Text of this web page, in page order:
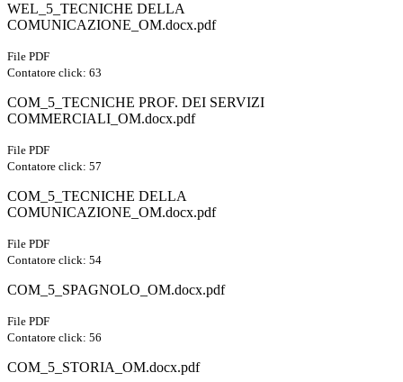
WEL_5_TECNICHE DELLA
COMUNICAZIONE_OM.docx.pdf
File PDF
Contatore click: 63
COM_5_TECNICHE PROF. DEI SERVIZI
COMMERCIALI_OM.docx.pdf
File PDF
Contatore click: 57
COM_5_TECNICHE DELLA
COMUNICAZIONE_OM.docx.pdf
File PDF
Contatore click: 54
COM_5_SPAGNOLO_OM.docx.pdf
File PDF
Contatore click: 56
COM_5_STORIA_OM.docx.pdf